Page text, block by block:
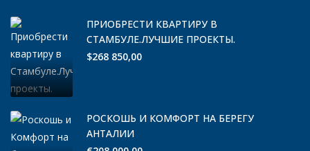
ПРИОБРЕСТИ КВАРТИРУ В
СТАМБУЛЕ.ЛУЧШИЕ ПРОЕКТЫ.
$268 850,00
РОСКОШЬ И КОМФОРТ НА БЕРЕГУ
АНТАЛИИ